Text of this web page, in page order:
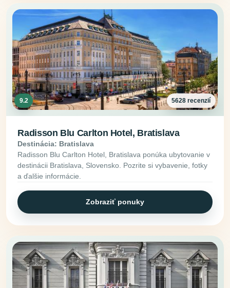
9.2 5628 recenzií
Radisson Blu Carlton Hotel, Bratislava
Destinácia: Bratislava
Radisson Blu Carlton Hotel, Bratislava ponúka ubytovanie v
destinácii Bratislava, Slovensko. Pozrite si vybavenie, fotky
a ďalšie informácie.
Zobraziť ponuky